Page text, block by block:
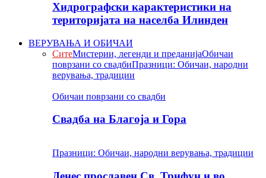
Хидрографски карактеристики на
територијата на населба Илинден
ВЕРУВАЊА И ОБИЧАИ
СитеМистерии, легенди и преданијаОбичаи
поврзани со свадбиПразници: Обичаи, народни
верувања, традиции
Обичаи поврзани со свадби
Свадба на Благоја и Гора
Празници: Обичаи, народни верувања, традиции